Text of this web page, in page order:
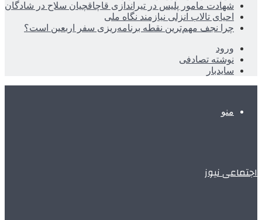
شهادت مامور پلیس در تیراندازی قاچاقچیان سلاح در شادگان
احیای تالاب انزلی نیازمند نگاه ملی
چرا نجف مهم‌ترین نقطه برنامه‌ریزی سفر اربعین است؟
ورود
نوشته تصادفی
سایدبار
منو
اجتماعی نیوز